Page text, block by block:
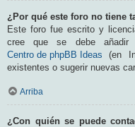
¿Por qué este foro no tiene
Este foro fue escrito y
cree que se debe añadir
Centro de phpBB Ideas (en
existentes o sugerir nuevas
Arriba
¿Con quién se puede